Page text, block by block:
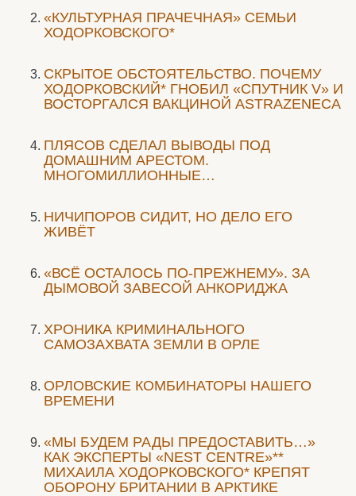
«КУЛЬТУРНАЯ ПРАЧЕЧНАЯ» СЕМЬИ
ХОДОРКОВСКОГО*
СКРЫТОЕ ОБСТОЯТЕЛЬСТВО. ПОЧЕМУ
ХОДОРКОВСКИЙ* ГНОБИЛ «СПУТНИК V» И
ВОСТОРГАЛСЯ ВАКЦИНОЙ ASTRAZENECA
ПЛЯСОВ СДЕЛАЛ ВЫВОДЫ ПОД
ДОМАШНИМ АРЕСТОМ.
МНОГОМИЛЛИОННЫЕ…
НИЧИПОРОВ СИДИТ, НО ДЕЛО ЕГО
ЖИВЁТ
«ВСЁ ОСТАЛОСЬ ПО-ПРЕЖНЕМУ». ЗА
ДЫМОВОЙ ЗАВЕСОЙ АНКОРИДЖА
ХРОНИКА КРИМИНАЛЬНОГО
САМОЗАХВАТА ЗЕМЛИ В ОРЛЕ
ОРЛОВСКИЕ КОМБИНАТОРЫ НАШЕГО
ВРЕМЕНИ
«МЫ БУДЕМ РАДЫ ПРЕДОСТАВИТЬ…»
КАК ЭКСПЕРТЫ «NEST CENTRE»**
МИХАИЛА ХОДОРКОВСКОГО* КРЕПЯТ
ОБОРОНУ БРИТАНИИ В АРКТИКЕ